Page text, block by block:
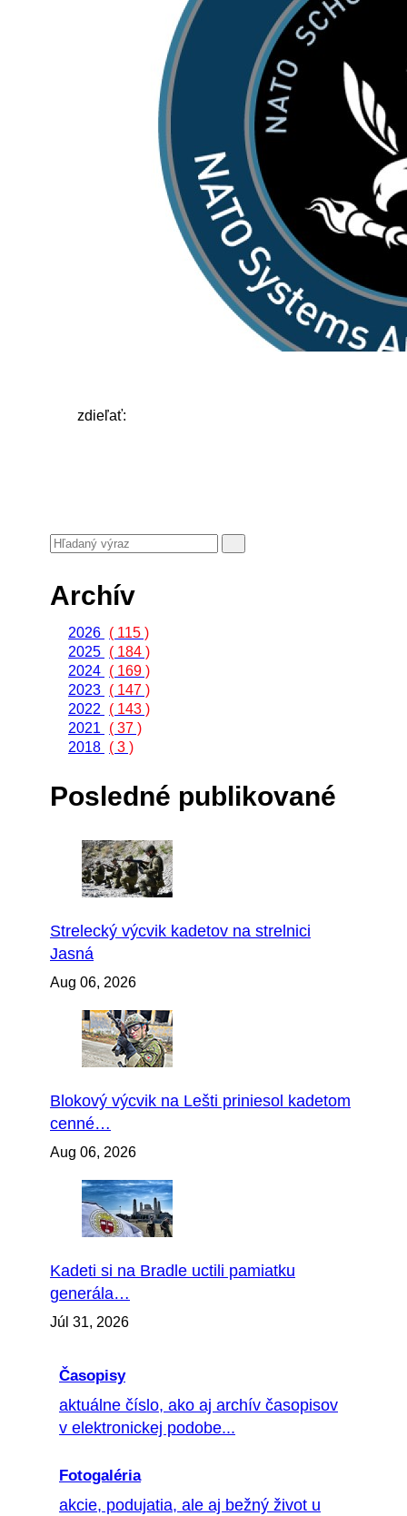
zdieľať:
Archív
2026 ( 115 )
2025 ( 184 )
2024 ( 169 )
2023 ( 147 )
2022
( 143 )
2021
( 37 )
2018 ( 3 )
Posledné publikované
Strelecký výcvik kadetov na strelnici
Jasná
Aug 06, 2026
Blokový výcvik na Lešti priniesol kadetom
cenné…
Aug 06, 2026
Kadeti si na Bradle uctili pamiatku
generála…
Júl 31, 2026
Časopisy
aktuálne číslo, ako aj archív časopisov
v elektronickej podobe...
Fotogaléria
akcie, podujatia, ale aj bežný život u